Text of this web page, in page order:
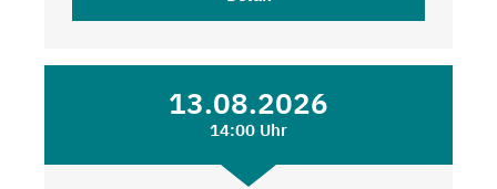
13.08.2026
14:00 Uhr